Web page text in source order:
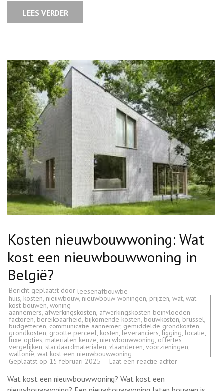
LEES VERDER
Kosten nieuwbouwwoning: Wat
kost een nieuwbouwwoning in
België?
Bericht geplaatst door leesenafbouwbe
huis, kosten, nieuwbouw, nieuwbouw woningen, prijzen, wat, wat
kost bouwen, woning
aannemers, afwerkingskosten, afwerkingskosten beïnvloeden
factoren, bereikbaarheid, bijkomende kosten, bouwkosten, brussel,
budgetteren, communicatie aannemer, gemiddelde grondkosten,
grondkosten, grootte perceel, kosten, leveranciers, ligging, locatie,
luxe opties, materialen keuze, nieuwbouwwoning, offertes
vergelijken, standaardmaterialen, vlaanderen, voorzieningen,
wallonië, wat kost een nieuwbouwwoning
Geplaatst op 15 februari 2025 Laat een reactie achterop
kost
Wat kost een nieuwbouwwoning? Wat kost een